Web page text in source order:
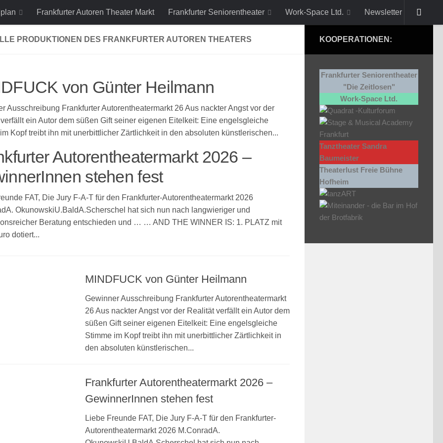
Frankfurter Autoren Theater Markt Frankfurter Seniorentheater Work-Space Ltd. Newsletter
PRODUKTIONEN DES FRANKFURTER AUTOREN THEATERS
von Günter Heilmann
Ausschreibung Frankfurter Autorentheatermarkt 26 Aus nackter Angst vor der
ein Autor dem süßen Gift seiner eigenen Eitelkeit: Eine engelsgleiche
Kopf treibt ihn mit unerbittlicher Zärtlichkeit in den absoluten künstlerischen...
Autorentheatermarkt 2026 –
stehen fest
FAT, Die Jury F-A-T für den Frankfurter-Autorentheatermarkt 2026
OkunowskiU.BaldA.Scherschel hat sich nun nach langwieriger und
Beratung entschieden und … … AND THE WINNER IS: 1. PLATZ mit
dotiert...
MINDFUCK von Günter Heilmann
Gewinner Ausschreibung Frankfurter Autorentheatermarkt
26 Aus nackter Angst vor der Realität verfällt ein Autor dem
süßen Gift seiner eigenen Eitelkeit: Eine engelsgleiche
Stimme im Kopf treibt ihn mit unerbittlicher Zärtlichkeit in
den absoluten künstlerischen...
Frankfurter Autorentheatermarkt 2026 –
GewinnerInnen stehen fest
Liebe Freunde FAT, Die Jury F-A-T für den Frankfurter-
Autorentheatermarkt 2026 M.ConradA.
KOOPERATIONEN:
Frankfurter Seniorentheater
"Die Zeitlosen"
Work-Space Ltd.
Tanztheater Sandra
Baumeister
Theaterlust Freie Bühne
Hofheim